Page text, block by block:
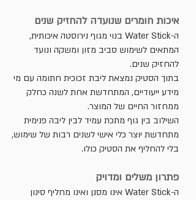
איכות חומרים שנועדה להחזיק שנים
ה-Water Stick בנוי מגוף נירוסטה איכותית,
המתאים לשימוש סביב מזון ומשקה ונועד
להחזיק שנים.
בתוך הסטיק נמצאת ליבת זכוכית חתומה עם מי
מידע ייעודיים, המתחדשת אחת לשנה כחלק
ממחזור החיים של המוצר.
השילוב בין גוף מתכת עמיד לבין ליבה פנימית
מתחדשת יוצר כלי אישי לשנים רבות של שימוש,
בלי להחליף את הסטיק כולו.
פתרון משלים ומדויק
ה-Water Stick אינו מסנן ואינו מחליף סינון